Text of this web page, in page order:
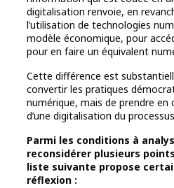
digitalisation renvoie, en
l’utilisation de technologies
modèle économique, pour
pour en faire un équivalent
Cette différence est
convertir les pratiques
numérique, mais de prendre
d’une digitalisation du
Parmi les conditions à
reconsidérer plusieurs
liste suivante propose
réflexion :